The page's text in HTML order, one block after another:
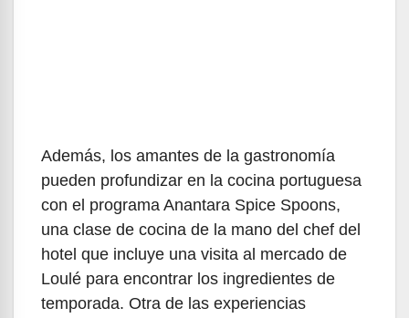
Además, los amantes de la gastronomía
pueden profundizar en la cocina portuguesa
con el programa Anantara Spice Spoons,
una clase de cocina de la mano del chef del
hotel que incluye una visita al mercado de
Loulé para encontrar los ingredientes de
temporada. Otra de las experiencias